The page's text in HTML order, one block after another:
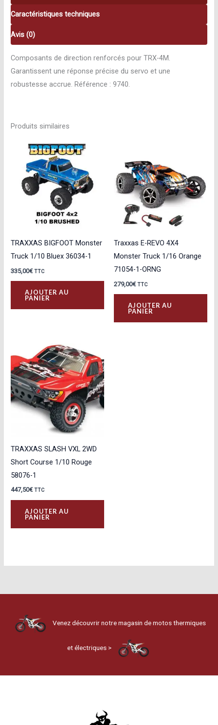
4M
Caractéristiques techniques
Avis (0)
Composants de direction renforcés pour TRX-4M.
Garantissent une réponse précise du servo et une
robustesse accrue. Référence : 9740.
Produits similaires
TRAXXAS BIGFOOT Monster
Truck 1/10 Bluex 36034-1
335,00€ TTC
AJOUTER AU
PANIER
Traxxas E-REVO 4X4
Monster Truck 1/16 Orange
71054-1-ORNG
279,00€ TTC
AJOUTER AU
PANIER
TRAXXAS SLASH VXL 2WD
Short Course 1/10 Rouge
58076-1
447,50€ TTC
AJOUTER AU
PANIER
Venez découvrir notre magasin de motos thermiques
et électriques >